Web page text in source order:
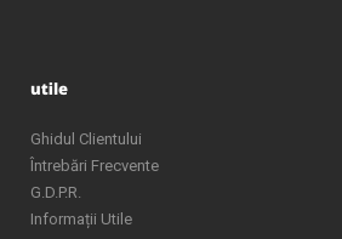
Ghidul Clientului
Întrebări Frecvente
G.D.P.R.
Informații Utile